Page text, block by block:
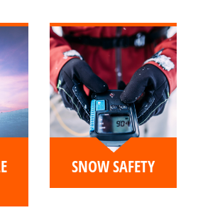
SNOW SAFETY